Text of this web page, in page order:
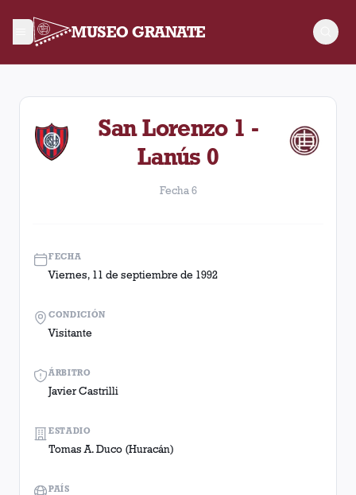
MUSEO GRANATE
Fecha 6. Partido entre Lanús y San Lorenzo disputado el
San Lorenzo 1 -
Lanús 0
Fecha 6
FECHA
Viernes, 11 de septiembre de 1992
ÁRBITRO
Javier Castrilli
CONDICIÓN
Visitante
ESTADIO
Tomas A. Duco (Huracán)
PAÍS